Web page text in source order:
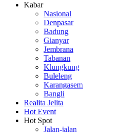
Kabar
Nasional
Denpasar
Badung
Gianyar
Jembrana
Tabanan
Klungkung
Buleleng
Karangasem
Bangli
Realita Jelita
Hot Event
Hot Spot
Jalan-jalan